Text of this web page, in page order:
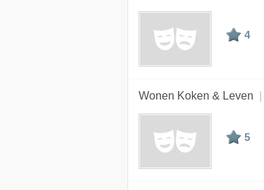
4
Wonen Koken & Leven
5